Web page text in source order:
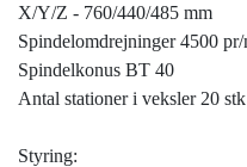
X/Y/Z - 760/440/485 mm
Spindelomdrejninger 4500 pr/
Spindelkonus BT 40
Antal stationer i veksler 20 stk
Styring: